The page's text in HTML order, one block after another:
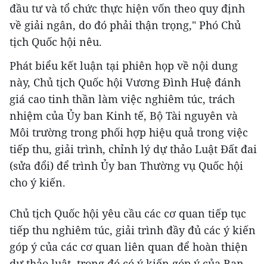
đầu tư và tổ chức thực hiện vốn theo quy định
về giải ngân, do đó phải thận trọng," Phó Chủ
tịch Quốc hội nêu.
Phát biểu kết luận tại phiên họp về nội dung
này, Chủ tịch Quốc hội Vương Đình Huệ đánh
giá cao tinh thần làm việc nghiêm túc, trách
nhiệm của Ủy ban Kinh tế, Bộ Tài nguyên và
Môi trường trong phối hợp hiệu quả trong việc
tiếp thu, giải trình, chỉnh lý dự thảo Luật Đất đai
(sửa đổi) để trình Ủy ban Thường vụ Quốc hội
cho ý kiến.
Chủ tịch Quốc hội yêu cầu các cơ quan tiếp tục
tiếp thu nghiêm túc, giải trình đầy đủ các ý kiến
góp ý của các cơ quan liên quan để hoàn thiện